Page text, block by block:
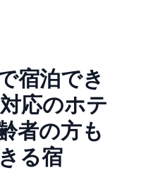
宿泊でき
応のホテ
者の方も
る宿